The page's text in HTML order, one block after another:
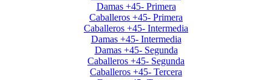
Damas +45- Primera
Caballeros +45- Primera
Caballeros +45- Intermedia
Damas +45- Intermedia
Damas +45- Segunda
Caballeros +45- Segunda
Caballeros +45- Tercera